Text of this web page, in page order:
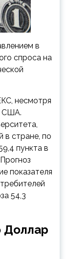
в
спроса на
несмотря
США.
в стране, по
пункта в
показателя
54,3
Доллар